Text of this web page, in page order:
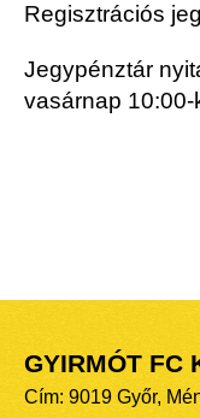
Regisztrációs
Jegypénztár
vasárnap 10:00-
GYIRMÓT FC
Cím: 9019 Győr,